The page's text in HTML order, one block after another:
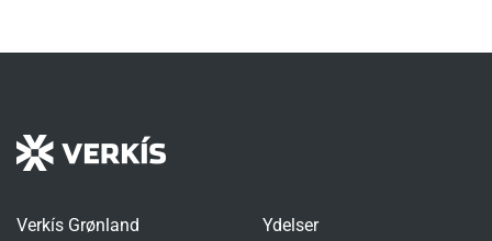
Verkís Grønland
Ydelser